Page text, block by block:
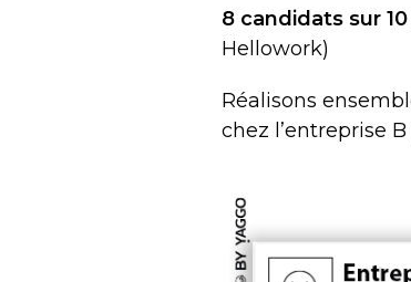
8 candidats sur
Hellowork)
Réalisons
chez l’entreprise